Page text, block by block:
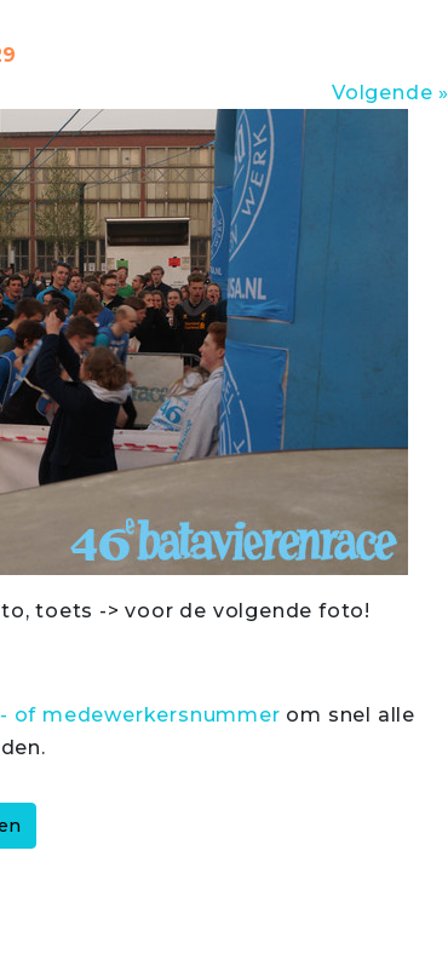
Volgende »
toets -> voor de volgende foto!
of medewerkersnummer om snel alle